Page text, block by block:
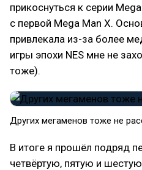
прикоснуться к серии
с первой Mega Man X.
привлекала из-за более
игры эпохи NES мне не
тоже).
Других мегаменов тоже не
В итоге я прошёл подряд
четвёртую, пятую и